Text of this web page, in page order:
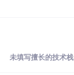
未填写擅长的技术栈